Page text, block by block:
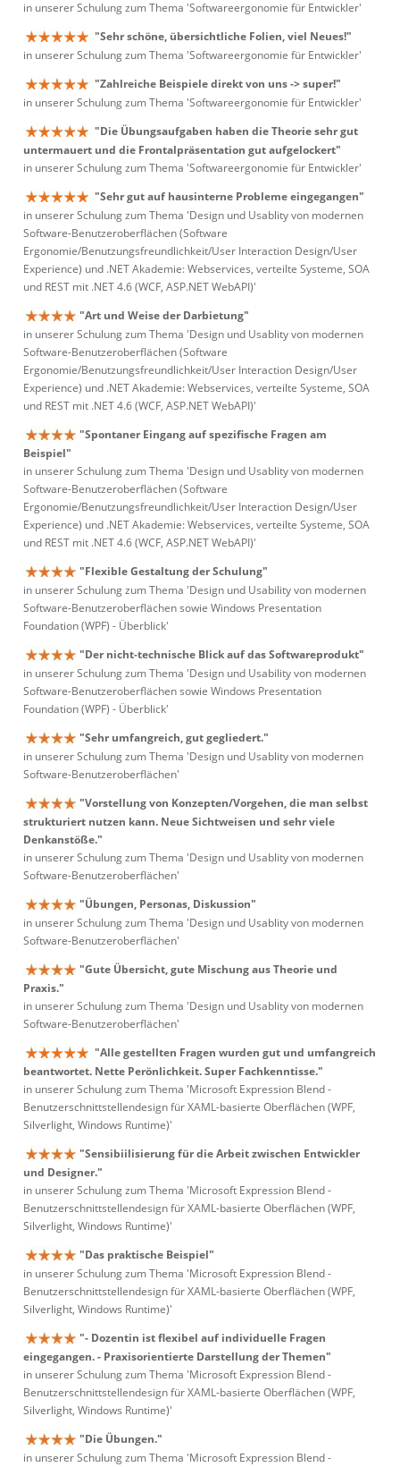
in unserer Schulung zum Thema 'Softwareergonomie für Entwickler'
"Sehr schöne, übersichtliche Folien, viel Neues!"
in unserer Schulung zum Thema 'Softwareergonomie für Entwickler'
"Zahlreiche Beispiele direkt von uns -> super!"
in unserer Schulung zum Thema 'Softwareergonomie für Entwickler'
"Die Übungsaufgaben haben die Theorie sehr gut
untermauert und die Frontalpräsentation gut aufgelockert"
in unserer Schulung zum Thema 'Softwareergonomie für Entwickler'
"Sehr gut auf hausinterne Probleme eingegangen"
in unserer Schulung zum Thema 'Design und Usablity von modernen
Software-Benutzeroberflächen (Software
Ergonomie/Benutzungsfreundlichkeit/User Interaction Design/User
Experience) und .NET Akademie: Webservices, verteilte Systeme, SOA
und REST mit .NET 4.6 (WCF, ASP.NET WebAPI)'
"Art und Weise der Darbietung"
in unserer Schulung zum Thema 'Design und Usablity von modernen
Software-Benutzeroberflächen (Software
Ergonomie/Benutzungsfreundlichkeit/User Interaction Design/User
Experience) und .NET Akademie: Webservices, verteilte Systeme, SOA
und REST mit .NET 4.6 (WCF, ASP.NET WebAPI)'
"Spontaner Eingang auf spezifische Fragen am
Beispiel"
in unserer Schulung zum Thema 'Design und Usablity von modernen
Software-Benutzeroberflächen (Software
Ergonomie/Benutzungsfreundlichkeit/User Interaction Design/User
Experience) und .NET Akademie: Webservices, verteilte Systeme, SOA
und REST mit .NET 4.6 (WCF, ASP.NET WebAPI)'
"Flexible Gestaltung der Schulung"
in unserer Schulung zum Thema 'Design und Usability von modernen
Software-Benutzeroberflächen sowie Windows Presentation
Foundation (WPF) - Überblick'
"Der nicht-technische Blick auf das Softwareprodukt"
in unserer Schulung zum Thema 'Design und Usability von modernen
Software-Benutzeroberflächen sowie Windows Presentation
Foundation (WPF) - Überblick'
"Sehr umfangreich, gut gegliedert."
in unserer Schulung zum Thema 'Design und Usablity von modernen
Software-Benutzeroberflächen'
"Vorstellung von Konzepten/Vorgehen, die man selbst
strukturiert nutzen kann. Neue Sichtweisen und sehr viele
Denkanstöße."
in unserer Schulung zum Thema 'Design und Usablity von modernen
Software-Benutzeroberflächen'
"Übungen, Personas, Diskussion"
in unserer Schulung zum Thema 'Design und Usablity von modernen
Software-Benutzeroberflächen'
"Gute Übersicht, gute Mischung aus Theorie und
Praxis."
in unserer Schulung zum Thema 'Design und Usablity von modernen
Software-Benutzeroberflächen'
"Alle gestellten Fragen wurden gut und umfangreich
beantwortet. Nette Perönlichkeit. Super Fachkenntisse."
in unserer Schulung zum Thema 'Microsoft Expression Blend -
Benutzerschnittstellendesign für XAML-basierte Oberflächen (WPF,
Silverlight, Windows Runtime)'
"Sensibiilisierung für die Arbeit zwischen Entwickler
und Designer."
in unserer Schulung zum Thema 'Microsoft Expression Blend -
Benutzerschnittstellendesign für XAML-basierte Oberflächen (WPF,
Silverlight, Windows Runtime)'
"Das praktische Beispiel"
in unserer Schulung zum Thema 'Microsoft Expression Blend -
Benutzerschnittstellendesign für XAML-basierte Oberflächen (WPF,
Silverlight, Windows Runtime)'
"- Dozentin ist flexibel auf individuelle Fragen
eingegangen. - Praxisorientierte Darstellung der Themen"
in unserer Schulung zum Thema 'Microsoft Expression Blend -
Benutzerschnittstellendesign für XAML-basierte Oberflächen (WPF,
Silverlight, Windows Runtime)'
"Die Übungen."
in unserer Schulung zum Thema 'Microsoft Expression Blend -